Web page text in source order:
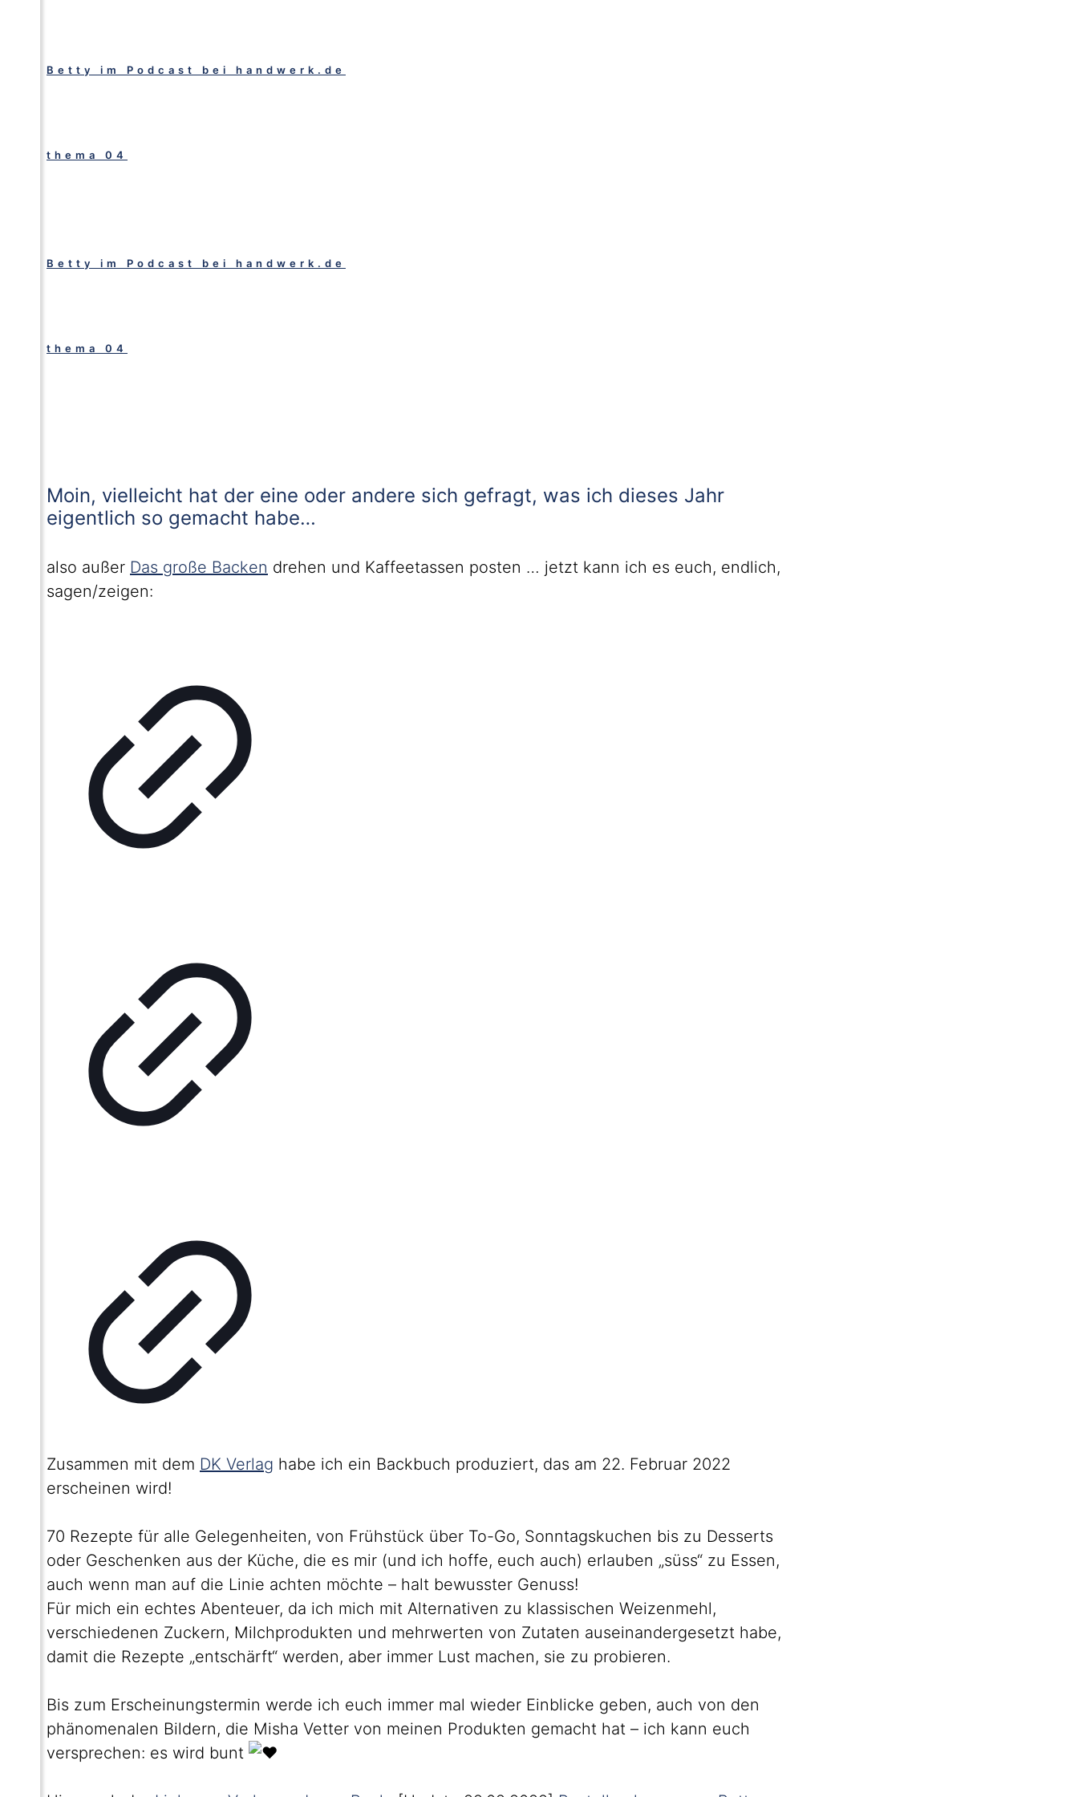
Betty im Podcast bei handwerk.de
thema 04
Betty im Podcast bei handwerk.de
thema 04
Moin, vielleicht hat der eine oder andere sich gefragt, was ich dieses Jahr
eigentlich so gemacht habe…
also außer Das große Backen drehen und Kaffeetassen posten … jetzt kann ich es euch, endlich,
sagen/zeigen:
Zusammen mit dem DK Verlag habe ich ein Backbuch produziert, das am 22. Februar 2022
erscheinen wird!
70 Rezepte für alle Gelegenheiten, von Frühstück über To-Go, Sonntagskuchen bis zu Desserts
oder Geschenken aus der Küche, die es mir (und ich hoffe, euch auch) erlauben „süss“ zu Essen,
auch wenn man auf die Linie achten möchte – halt bewusster Genuss!
Für mich ein echtes Abenteuer, da ich mich mit Alternativen zu klassischen Weizenmehl,
verschiedenen Zuckern, Milchprodukten und mehrwerten von Zutaten auseinandergesetzt habe,
damit die Rezepte „entschärft“ werden, aber immer Lust machen, sie zu probieren.
Bis zum Erscheinungstermin werde ich euch immer mal wieder Einblicke geben, auch von den
phänomenalen Bildern, die Misha Vetter von meinen Produkten gemacht hat – ich kann euch
versprechen: es wird bunt